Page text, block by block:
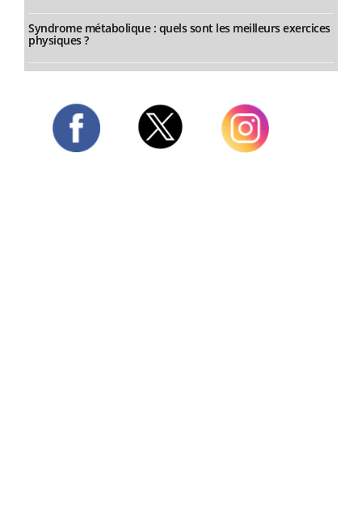
Syndrome métabolique : quels sont les meilleurs exercices
physiques ?